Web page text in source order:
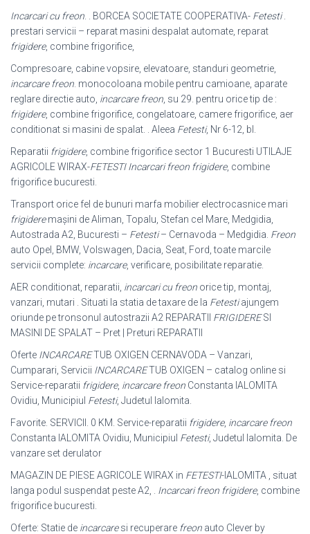
Incarcari cu freon . . BORCEA SOCIETATE COOPERATIVA- Fetesti.
prestari servicii – reparat masini despalat automate, reparat
frigidere, combine frigorifice,
Compresoare, cabine vopsire, elevatoare, standuri geometrie,
incarcare freon . monocoloana mobile pentru camioane, aparate
reglare directie auto, incarcare freon , su 29. pentru orice tip de :
frigidere, combine frigorifice, congelatoare, camere frigorifice, aer
conditionat si masini de spalat. . Aleea Fetesti, Nr 6-12, bl
Reparatii frigidere, combine frigorifice sector 1 Bucuresti UTILAJE
AGRICOLE WIRAX-FETESTI Incarcari freon frigidere, combine
frigorifice bucuresti.
Transport orice fel de bunuri marfa mobilier electrocasnice mari
frigideremașini de Aliman, Topalu, Stefan cel Mare, Medgidia,
Autostrada A2, Bucuresti – Fetesti– Cernavoda – Medgidia. Freon
auto Opel, BMW, Volswagen, Dacia, Seat, Ford, toate marcile
servicii complete: incarcare, verificare, posibilitate reparatie.
AER conditionat, reparatii, incarcari cu freon orice tip, montaj,
vanzari, mutari . Situati la statia de taxare de la Fetestiajungem
oriunde pe tronsonul autostrazii A2 REPARATII FRIGIDERESI
MASINI DE SPALAT – Pret | Preturi REPARATII
Oferte INCARCARETUB OXIGEN CERNAVODA – Vanzari,
Cumparari, Servicii INCARCARETUB OXIGEN – catalog online si
Service-reparatii frigidere, incarcare freon Constanta IALOMITA
Ovidiu, Municipiul Fetesti, Judetul Ialomita.
Favorite. SERVICII. 0 KM. Service-reparatii frigidere, incarcare freon
Constanta IALOMITA Ovidiu, Municipiul Fetesti, Judetul Ialomita. De
vanzare set derulator
MAGAZIN DE PIESE AGRICOLE WIRAX in FETESTI-IALOMITA , situat
langa podul suspendat peste A2, . Incarcari freon frigidere, combine
frigorifice bucuresti.
Oferte: Statie de incarcaresi recuperare freon auto Clever by